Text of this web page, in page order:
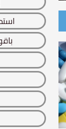
أساطير
كائنات الحروف.. من